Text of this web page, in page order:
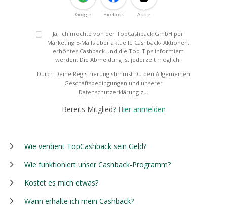
Google Facebook Apple
Ja, ich möchte von der TopCashback GmbH per
Marketing E-Mails über aktuelle Cashback- Aktionen,
erhöhtes Cashback und die Top-Tips informiert
werden. Die Abmeldung ist jederzeit möglich.
Durch Deine Registrierung stimmst Du den Allgemeinen
Geschäftsbedingungen und unserer
Datenschutzerklärung zu.
Bereits Mitglied? Hier anmelden
Wie verdient TopCashback sein Geld?
Wie funktioniert unser Cashback-Programm?
Kostet es mich etwas?
Wann erhalte ich mein Cashback?